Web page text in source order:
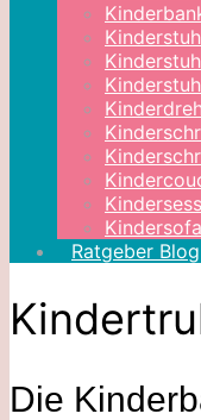
Ratgeber Blog
Die